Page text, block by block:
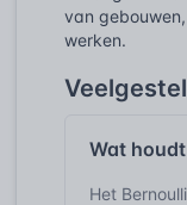
van
werken.
Wat
Het